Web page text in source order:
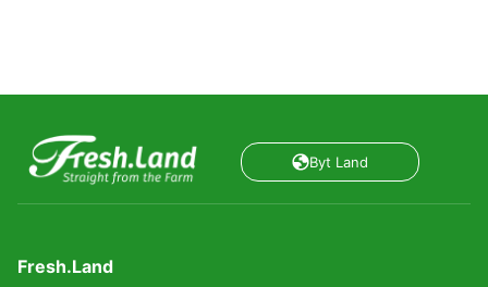
Byt Land
Fresh.Land